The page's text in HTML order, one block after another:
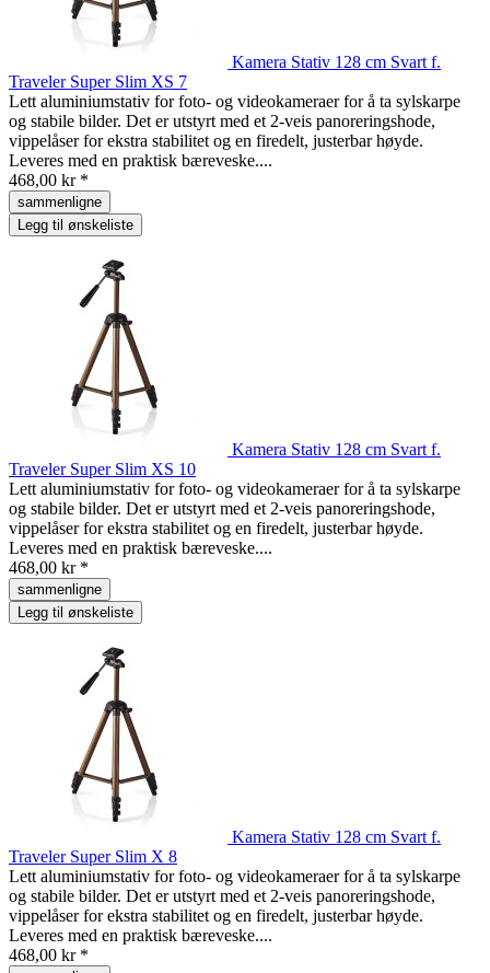
Kamera Stativ 128 cm Svart f.
Traveler Super Slim XS 7
Lett aluminiumstativ for foto- og videokameraer for å ta sylskarpe
og stabile bilder. Det er utstyrt med et 2-veis panoreringshode,
vippelåser for ekstra stabilitet og en firedelt, justerbar høyde.
Leveres med en praktisk bæreveske....
468,00 kr *
sammenligne
Legg til ønskeliste
Kamera Stativ 128 cm Svart f.
Traveler Super Slim XS 10
Lett aluminiumstativ for foto- og videokameraer for å ta sylskarpe
og stabile bilder. Det er utstyrt med et 2-veis panoreringshode,
vippelåser for ekstra stabilitet og en firedelt, justerbar høyde.
Leveres med en praktisk bæreveske....
468,00 kr *
sammenligne
Legg til ønskeliste
Kamera Stativ 128 cm Svart f.
Traveler Super Slim X 8
Lett aluminiumstativ for foto- og videokameraer for å ta sylskarpe
og stabile bilder. Det er utstyrt med et 2-veis panoreringshode,
vippelåser for ekstra stabilitet og en firedelt, justerbar høyde.
Leveres med en praktisk bæreveske....
468,00 kr *